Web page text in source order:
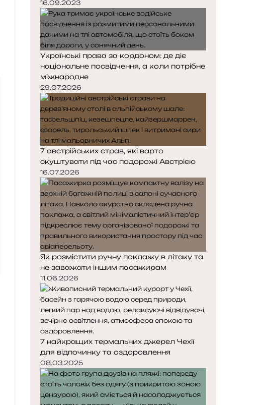
16.09.2023
Українські права за кордоном: де діє
національне посвідчення, а коли потрібне
міжнародне
29.07.2026
7 австрійських страв, які варто
скуштувати під час подорожі Австрією
16.07.2026
Як розмістити ручну поклажу в літаку та
не заважати іншим пасажирам
11.06.2026
7 найкращих термальних джерел Чехії
для відпочинку та оздоровлення
08.03.2025